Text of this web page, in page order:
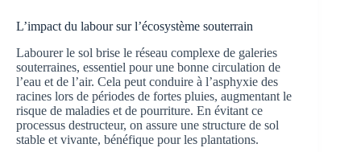
L’impact du labour sur l’écosystème souterrain
Labourer le sol brise le réseau complexe de galeries
souterraines, essentiel pour une bonne circulation de
l’eau et de l’air. Cela peut conduire à l’asphyxie des
racines lors de périodes de fortes pluies, augmentant le
risque de maladies et de pourriture. En évitant ce
processus destructeur, on assure une structure de sol
stable et vivante, bénéfique pour les plantations.